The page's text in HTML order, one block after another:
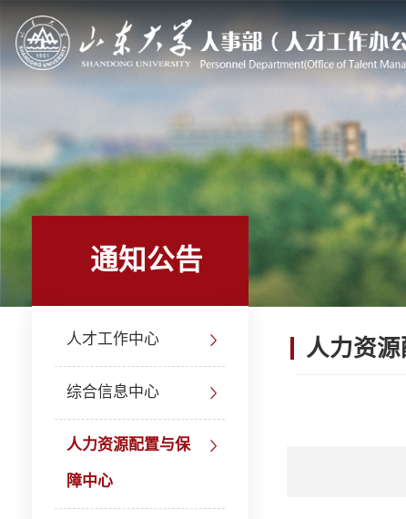
通知公告
人才工作中心
综合信息中心
人力资源配置与保
障中心
人力资